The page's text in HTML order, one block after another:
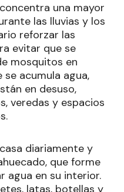
una mayor
las lluvias y los
reforzar las
evitar que se
mosquitos en
acumula agua,
en desuso,
veredas y espacios
diariamente y
que forme
agua en su interior.